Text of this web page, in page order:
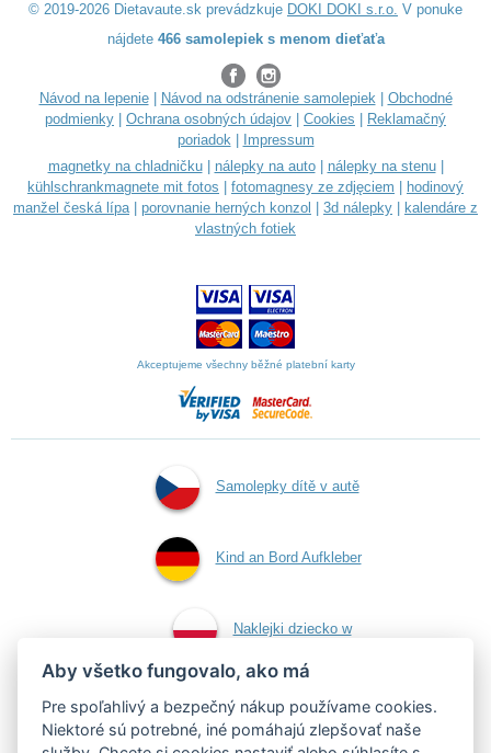
© 2019-2026 Dietavaute.sk prevádzkuje DOKI DOKI s.r.o. V ponuke
nájdete 466 samolepiek s menom dieťaťa
Návod na lepenie| Návod na odstránenie samolepiek| Obchodné
podmienky
Ochrana osobných údajov Cookies
Reklamačný
poriadok|
Impressum
magnetky na chladničku| nálepky na auto| nálepky na stenu|
kühlschrankmagnete mit fotos
fotomagnesy ze zdjęciem
hodinový
manžel česká lípa| porovnanie herných konzol 3d nálepky
kalendáre z
vlastných fotiek
Akceptujeme všechny běžné platební karty
Samolepky dítě v autě
Kind an Bord Aufkleber
Naklejki dziecko w
aucie
Aby všetko fungovalo, ako má
Pre spoľahlivý a bezpečný nákup používame cookies.
Niektoré sú potrebné, iné pomáhajú zlepšovať naše